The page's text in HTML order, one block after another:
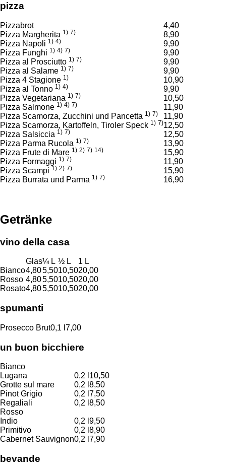
pizza
Pizzabrot
4,40
Pizza Margherita 1) 7)
8,90
Pizza Napoli 1) 4)
9,90
Pizza Funghi 1) 4) 7)
9,90
Pizza al Prosciutto 1) 7)
9,90
Pizza al Salame 1) 7)
9,90
Pizza 4 Stagione 1)
10,90
Pizza al Tonno 1) 4)
9,90
Pizza Vegetariana 1) 7)
10,50
Pizza Salmone 1) 4) 7)
11,90
Pizza Scamorza, Zucchini und Pancetta 1) 7)
11,90
Pizza Scamorza, Kartoffeln, Tiroler Speck 1) 7)12,50
Pizza Salsiccia 1) 7)
12,50
Pizza Parma Rucola 1) 7)
13,90
Pizza Frute di Mare 1) 2) 7) 14)
15,90
Pizza Formaggi 1) 7)
11,90
Pizza Scampi 1) 2) 7)
15,90
Pizza Burrata und Parma 1) 7) 16,90
Getränke
vino della casa
Glas¼ L ½ L
1 L
Bianco4,805,5010,5020,00
Rosso 4,805,5010,5020,00
Rosato4,805,5010,5020,00
spumanti
Prosecco Brut0,1 l 7,00
un buon bicchiere
Bianco
Lugana
0,2 l 10,50
Grotte sul mare
0,2 l 8,50
Pinot Grigio
0,2 l 7,50
Regaliali
0,2 l 8,50
Rosso
Indio
0,2 l 9,50
Primitivo
0,2 l 8,90
Cabernet Sauvignon0,2 l 7,90
bevande